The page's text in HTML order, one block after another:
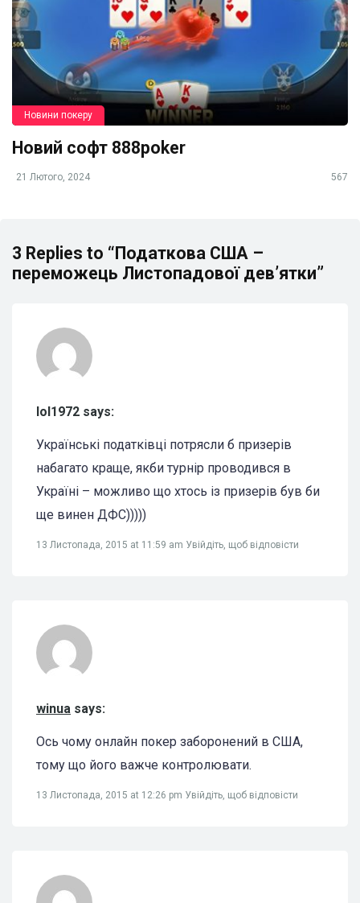
Новини покеру
Новий софт 888poker
21 Лютого, 2024 567
3 Replies to “Податкова США –
переможець Листопадової дев’ятки”
lol1972 says:
Українські податківці потрясли б призерів
набагато краще, якби турнір проводився в
Україні – можливо що хтось із призерів був би
ще винен ДФС)))))
13 Листопада, 2015 at 11:59 am Увійдіть, щоб відповісти
winua says:
Ось чому онлайн покер заборонений в США,
тому що його важче контролювати.
13 Листопада, 2015 at 12:26 pm Увійдіть, щоб відповісти